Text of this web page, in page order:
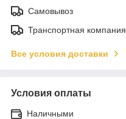
Самовывоз
Транспортная компания
Все условия доставки
Условия оплаты
Наличными